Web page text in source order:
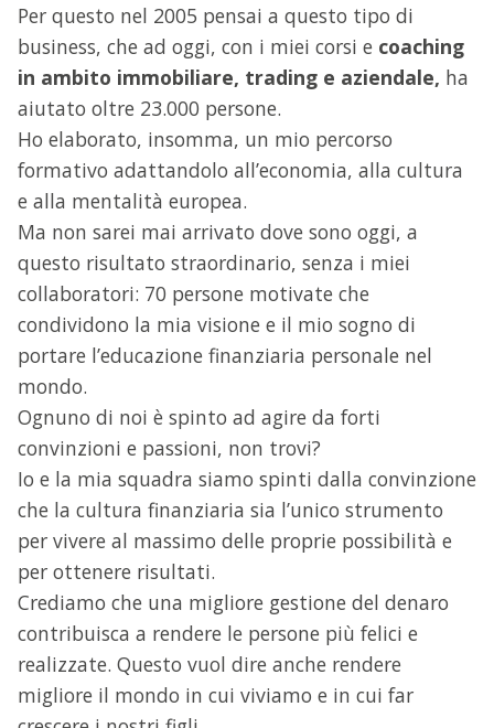
Per questo nel 2005 pensai a questo tipo di
business, che ad oggi, con i miei corsi e coaching
in ambito immobiliare, trading e aziendale, ha
aiutato oltre 23.000 persone.
Ho elaborato, insomma, un mio percorso
formativo adattandolo all’economia, alla cultura
e alla mentalità europea.
Ma non sarei mai arrivato dove sono oggi, a
questo risultato straordinario, senza i miei
collaboratori: 70 persone motivate che
condividono la mia visione e il mio sogno di
portare l’educazione finanziaria personale nel
mondo.
Ognuno di noi è spinto ad agire da forti
convinzioni e passioni, non trovi?
Io e la mia squadra siamo spinti dalla convinzione
che la cultura finanziaria sia l’unico strumento
per vivere al massimo delle proprie possibilità e
per ottenere risultati.
Crediamo che una migliore gestione del denaro
contribuisca a rendere le persone più felici e
realizzate. Questo vuol dire anche rendere
migliore il mondo in cui viviamo e in cui far